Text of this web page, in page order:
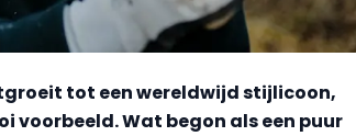
tot een wereldwijd stijlicoon,
voorbeeld. Wat begon als een puur